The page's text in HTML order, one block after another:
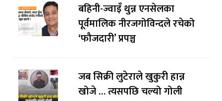
बहिनी-ज्वाइँ थुन्न एनसेलका
पूर्वमालिक नीरजगोविन्दले रचेको
‘फौजदारी’ प्रपञ्च
जब सिक्री लुटेराले खुकुरी हान्न
खोजे … त्यसपछि चल्यो गोली